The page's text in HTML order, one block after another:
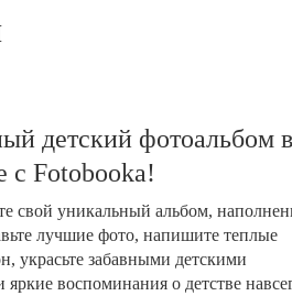
детский фотоальбом в
с Fotobooka!
свой уникальный альбом,
лучшие фото, напишите теплые
украсьте забавными детскими
воспоминания о детстве